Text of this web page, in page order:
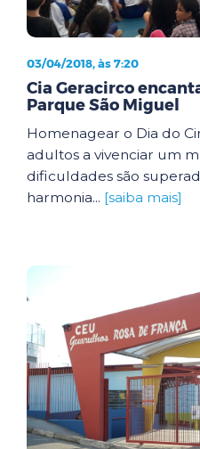
03/04/2018, às 7:20
Cia Geracirco
Parque São Miguel
Homenagear o Dia do
adultos a vivenciar um
dificuldades são
harmonia... [saiba mais]